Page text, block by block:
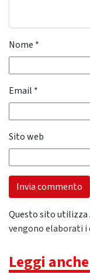
Nome *
Email *
Sito web
Questo sito utilizza
vengono elaborati
Leggi anche